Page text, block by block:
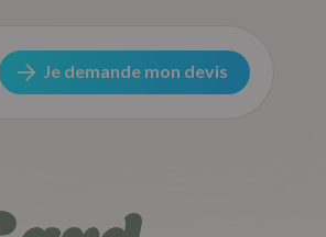
Je demande mon devis